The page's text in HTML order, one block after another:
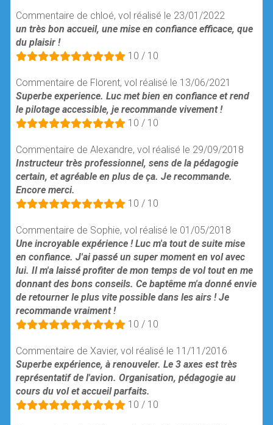
Commentaire de chloé, vol réalisé le 23/01/2022
un très bon accueil, une mise en confiance efficace, que
du plaisir !
10 / 10
Commentaire de Florent, vol réalisé le 13/06/2021
Superbe experience. Luc met bien en confiance et rend
le pilotage accessible, je recommande vivement !
10 / 10
Commentaire de Alexandre, vol réalisé le 29/09/2018
Instructeur très professionnel, sens de la pédagogie
certain, et agréable en plus de ça. Je recommande.
Encore merci.
10 / 10
Commentaire de Sophie, vol réalisé le 01/05/2018
Une incroyable expérience ! Luc m'a tout de suite mise
en confiance. J'ai passé un super moment en vol avec
lui. Il m'a laissé profiter de mon temps de vol tout en me
donnant des bons conseils. Ce baptême m'a donné envie
de retourner le plus vite possible dans les airs ! Je
recommande vraiment !
10 / 10
Commentaire de Xavier, vol réalisé le 11/11/2016
Superbe expérience, à renouveler. Le 3 axes est très
représentatif de l'avion. Organisation, pédagogie au
cours du vol et accueil parfaits.
10 / 10